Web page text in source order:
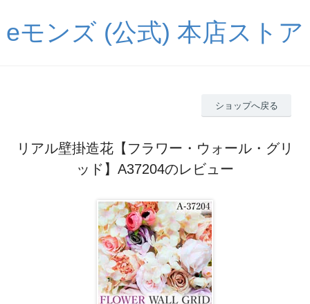
eモンズ (公式) 本店ストア
ショップへ戻る
リアル壁掛造花【フラワー・ウォール・グリ
ッド】A37204のレビュー